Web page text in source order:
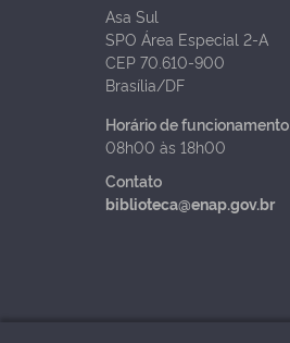
Asa Sul
SPO Área Especial 2-A
CEP 70.610-900
Brasília/DF
Horário de funcionamento
08h00 às 18h00
Contato
biblioteca@enap.gov.br